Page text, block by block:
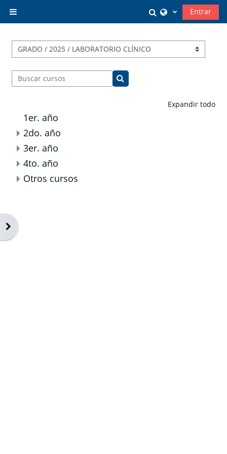
Selector de
Entrar
Abrir cajón de bloques
Categorías
Buscar cursos
Buscar cursos
Expandir todo
1er. año
2do. año
3er. año
4to. año
Otros cursos